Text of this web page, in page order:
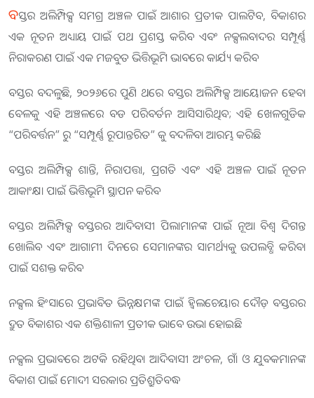
ବସ୍ତର ଅଲିମ୍ପିକ୍ସ ସମଗ୍ର ଅଞ୍ଚଳ ପାଇଁ ଆଶାର ପ୍ରତୀକ ପାଲଟିବ, ବିକାଶର
ଏକ ନୂତନ ଅଧ୍ୟାୟ ପାଇଁ ପଥ ପ୍ରଶସ୍ତ କରିବ ଏବଂ ନକ୍ସଲବାଦର ସମ୍ପୂର୍ଣ୍ଣ
ନିରାକରଣ ପାଇଁ ଏକ ମଜବୁତ ଭିତ୍ତିଭୂମି ଭାବରେ କାର୍ଯ୍ୟ କରିବ
ବସ୍ତର ବଦଳୁଛି, ୨୦୨୬ରେ ପୁଣି ଥରେ ବସ୍ତର ଅଲିମ୍ପିକ୍ସ ଆୟୋଜନ ହେବା
ବେଳକୁ ଏହି ଅଞ୍ଚଳରେ ବଡ ପରିବର୍ତନ ଆସିସାରିଥିବ; ଏହି ଖେଳଗୁଡିକ
“ପରିବର୍ତ୍ତନ” ରୁ “ସମ୍ପୂର୍ଣ୍ଣ ରୂପାନ୍ତରିତ” କୁ ବଦଳିବା ଆରମ୍ଭ କରିଛି
ବସ୍ତର ଅଲିମ୍ପିକ୍ସ ଶାନ୍ତି, ନିରାପତ୍ତା, ପ୍ରଗତି ଏବଂ ଏହି ଅଞ୍ଚଳ ପାଇଁ ନୂତନ
ଆକାଂକ୍ଷା ପାଇଁ ଭିତ୍ତିଭୂମି ସ୍ଥାପନ କରିବ
ବସ୍ତର ଅଲିମ୍ପିକ୍ସ ବସ୍ତରର ଆଦିବାସୀ ପିଲାମାନଙ୍କ ପାଇଁ ନୂଆ ବିଶ୍ୱ ଦିଗନ୍ତ
ଖୋଲିବ ଏବଂ ଆଗାମୀ ଦିନରେ ସେମାନଙ୍କର ସାମର୍ଥ୍ୟକୁ ଉପଲବ୍ଧି କରିବା
ପାଇଁ ସଶକ୍ତ କରିବ
ନକ୍ସଲ ହିଂସାରେ ପ୍ରଭାବିତ ଭିନ୍ନକ୍ଷମଙ୍କ ପାଇଁ ହ୍ୱିଲଚେୟାର ଦୌଡ଼ ବସ୍ତରର
ଦ୍ରୁତ ବିକାଶର ଏକ ଶକ୍ତିଶାଳୀ ପ୍ରତୀକ ଭାବେ ଉଭା ହୋଇଛି
ନକ୍ସଲ ପ୍ରଭାବରେ ଅଟକି ରହିଥିବା ଆଦିବାସୀ ଅଂଚଳ, ଗାଁ ଓ ଯୁବକମାନଙ୍କ
ବିକାଶ ପାଇଁ ମୋଦୀ ସରକାର ପ୍ରତିଶ୍ରୁତିବଦ୍ଧ